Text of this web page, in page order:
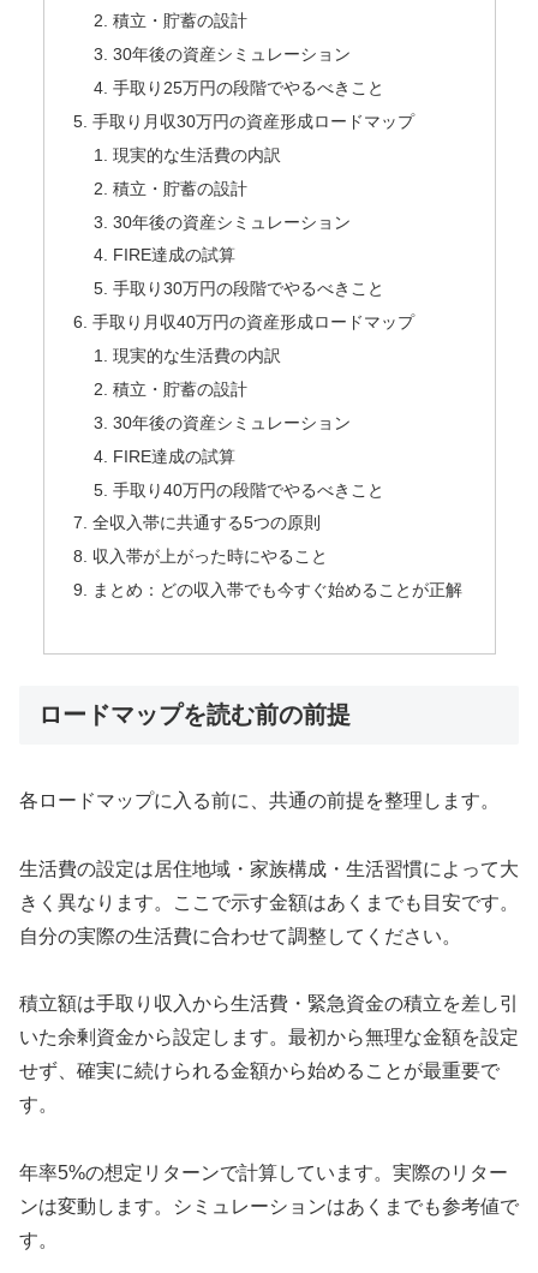
積立・貯蓄の設計
30年後の資産シミュレーション
手取り25万円の段階でやるべきこと
手取り月収30万円の資産形成ロードマップ
現実的な生活費の内訳
積立・貯蓄の設計
30年後の資産シミュレーション
FIRE達成の試算
手取り30万円の段階でやるべきこと
手取り月収40万円の資産形成ロードマップ
現実的な生活費の内訳
積立・貯蓄の設計
30年後の資産シミュレーション
FIRE達成の試算
手取り40万円の段階でやるべきこと
全収入帯に共通する5つの原則
収入帯が上がった時にやること
まとめ：どの収入帯でも今すぐ始めることが正解
ロードマップを読む前の前提
各ロードマップに入る前に、共通の前提を整理します。
生活費の設定は居住地域・家族構成・生活習慣によって大
きく異なります。ここで示す金額はあくまでも目安です。
自分の実際の生活費に合わせて調整してください。
積立額は手取り収入から生活費・緊急資金の積立を差し引
いた余剰資金から設定します。最初から無理な金額を設定
せず、確実に続けられる金額から始めることが最重要で
す。
年率5%の想定リターンで計算しています。実際のリター
ンは変動します。シミュレーションはあくまでも参考値で
す。